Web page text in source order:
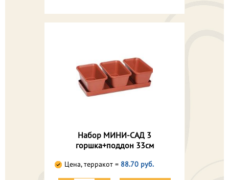
Набор МИНИ-САД 3
горшка+поддон 33см
Цена, терракот = 88.70 руб.